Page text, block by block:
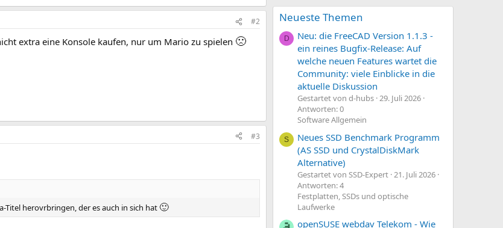
#2
extra eine Konsole kaufen, nur um Mario zu spielen 🙁
#3
Titel herovrbringen, der es auch in sich hat 🙂
Neueste Themen
D
Neu: die FreeCAD Version 1.1.3 -
ein reines Bugfix-Release: Auf
welche neuen Features wartet die
Community: viele Einblicke in die
aktuelle Diskussion
Gestartet von d-hubs 29. Juli 2026
Antworten: 0
Software Allgemein
S
Neues SSD Benchmark Programm
(AS SSD und CrystalDiskMark
Alternative)
Gestartet von SSD-Expert 21. Juli 2026
Antworten: 4
Festplatten, SSDs und optische
Laufwerke
openSUSE webdav Telekom - Wie